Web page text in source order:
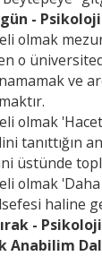
-
olmak
o
ve
olmak
tanıttığın
üstünde
olmak
haline
-
Anabilim